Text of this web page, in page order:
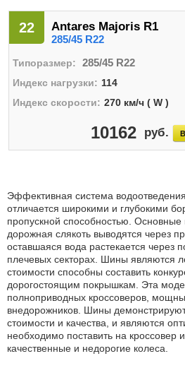
22 Antares Majoris R1
285/45 R22
285/45 R22
114
270 км/ч ( W )
10162
Эффективная система
отличается широкими и глубокими
пропускной способностью. Основные
дорожная слякоть выводятся через
оставшаяся вода растекается через
плечевых секторах. Шины являются
стоимости способны составить
дорогостоящим покрышкам. Эта
полноприводных кроссоверов,
внедорожников. Шины
стоимости и качества, и являются
необходимо поставить на кроссовер
качественные и недорогие колеса.